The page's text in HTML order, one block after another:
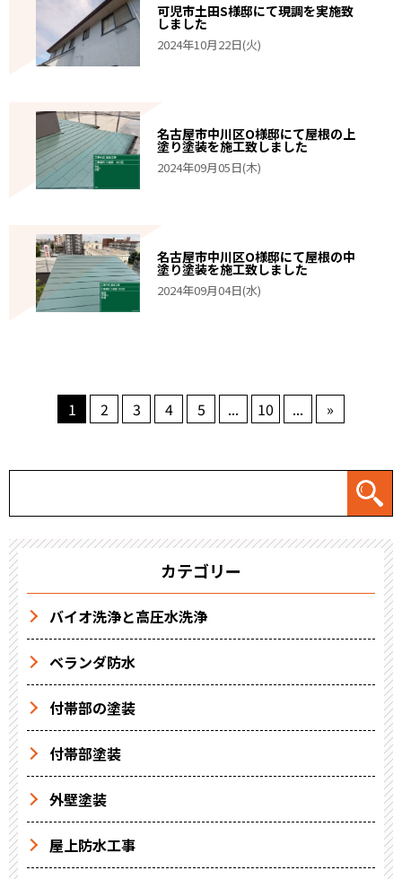
可児市土田S様邸にて現調を実施致
しました
2024年10月22日(火)
名古屋市中川区O様邸にて屋根の上
塗り塗装を施工致しました
2024年09月05日(木)
名古屋市中川区O様邸にて屋根の中
塗り塗装を施工致しました
2024年09月04日(水)
1 2 3 4 5 ... 10 ... »
カテゴリー
バイオ洗浄と高圧水洗浄
ベランダ防水
付帯部の塗装
付帯部塗装
外壁塗装
屋上防水工事